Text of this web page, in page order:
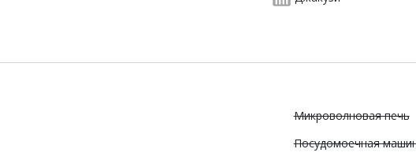
Микроволновая печь
Посудомоечная